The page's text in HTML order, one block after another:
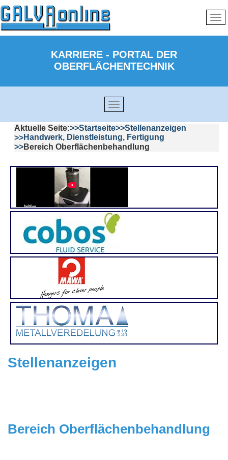
KARRIERE - PORTAL DER
OBERFLÄCHENTECHNIK
Aktuelle Seite: Startseite
Stellenanzeigen
Handwerk, Dienstleistung, Fertigung
Bereich Oberflächenbehandlung
Stellenanzeigen
Bereich Oberflächenbehandlung